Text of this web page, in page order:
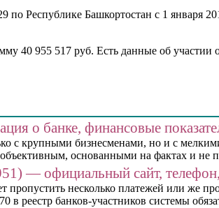
Республике Башкортостан с 1 января
40 955 517 руб. Есть данные об
о банке, финансовые
с крупными бизнесменами, но и с
основанными на фактах и не
— официальный сайт, телефон,
несколько платежей или же
реестр банков-участников системы